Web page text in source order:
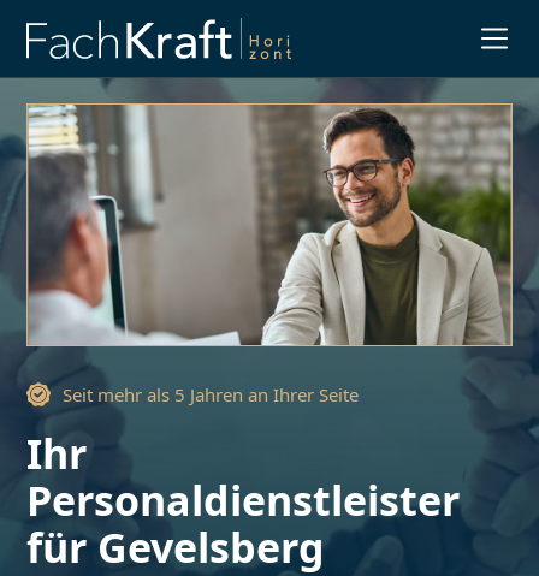
Seit mehr als 5 Jahren an Ihrer Seite
Ihr
Personaldienstleister
fürGevelsberg
Slide 1 of 3.